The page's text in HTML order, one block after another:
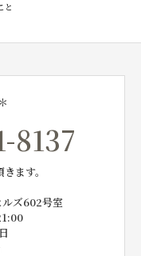
と
8137
ます。
ズ602号室